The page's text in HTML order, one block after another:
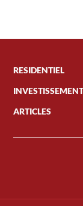
RESIDENTIEL
ARTICLES